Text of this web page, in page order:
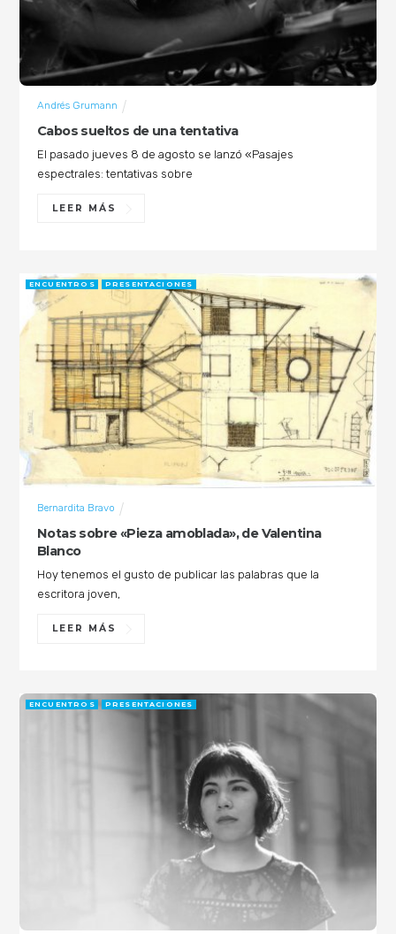
Cabos sueltos de una tentativa
Andrés Grumann
El pasado jueves 8 de agosto se lanzó «Pasajes
espectrales: tentativas sobre
LEER MÁS
Notas sobre «Pieza amoblada», de Valentina
Blanco
Bernardita Bravo
ENCUENTROS PRESENTACIONES
Hoy tenemos el gusto de publicar las palabras que la
escritora joven,
LEER MÁS
ENCUENTROS PRESENTACIONES